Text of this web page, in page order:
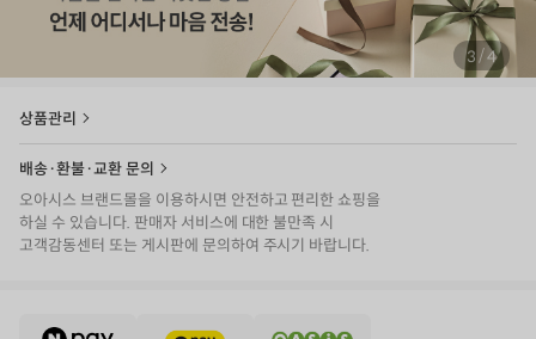
3 /4
상품관리
배송·환불·교환 문의
오아시스 브랜드몰을 이용하시면 안전하고 편리한 쇼핑을
하실 수 있습니다. 판매자 서비스에 대한 불만족 시
고객감동센터 또는 게시판에 문의하여 주시기 바랍니다.